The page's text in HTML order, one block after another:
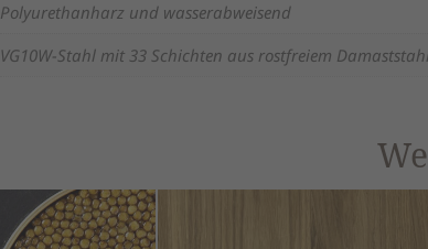
Polyurethanharz und wasserabweisend
VG10W-Stahl mit 33 Schichten aus rostfreiem